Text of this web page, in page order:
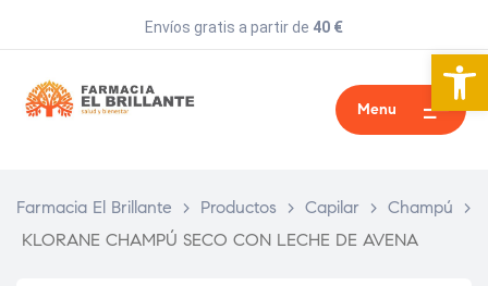
Abrir
Envíos gratis a partir de 40 €
Menu
Farmacia El Brillante > Productos > Capilar > Champú
>
KLORANE CHAMPÚ SECO CON LECHE DE AVENA